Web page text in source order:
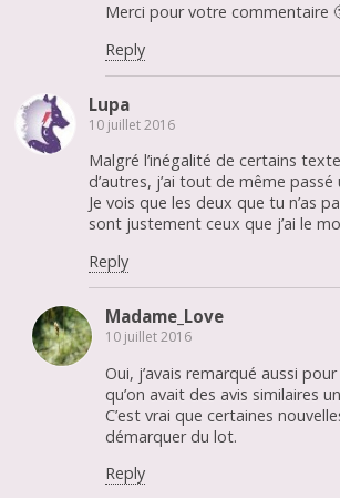
Merci pour votre commentaire
Reply
Lupa
10 juillet 2016
Malgré l’inégalité de certains
d’autres, j’ai tout de même
Je vois que les deux que tu n’as
sont justement ceux que j’ai le
Reply
Madame_Love
10 juillet 2016
Oui, j’avais remarqué aussi
qu’on avait des avis similaires
C’est vrai que certaines
démarquer du lot.
Reply